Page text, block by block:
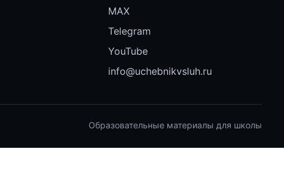
MAX
Telegram
YouTube
info@uchebnikvsluh.ru
Образовательные материалы для школы